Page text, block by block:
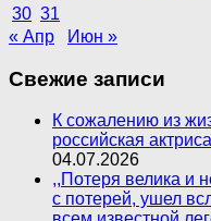
30 31
« Апр
Июн »
Свежие записи
К сожалению из
российская
04.07.2026
,,Потеря велика и
с потерей, ушел